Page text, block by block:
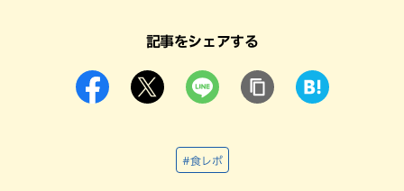
記事をシェアする
#食レポ